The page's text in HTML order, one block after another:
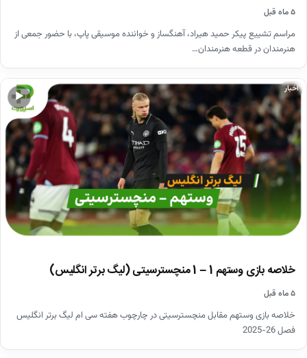
۵ ماه قبل
مراسم تشییع پیکر حمید هیراد، آهنگساز و خواننده موسیقی پاپ، با حضور جمعی از
هنرمندان در قطعه هنرمندان…
▶
اخبار
خلاصه بازی وستهم 1 – 1 منچسترسیتی (لیگ برتر انگلیس)
۵ ماه قبل
خلاصه بازی وستهم مقابل منچسترسیتی در چارچوب هفته سی ام لیگ برتر انگلیس
فصل 26-2025